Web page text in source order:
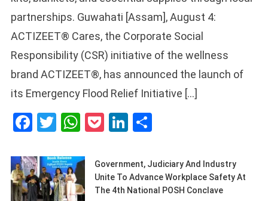
partnerships. Guwahati [Assam], August 4:
ACTIZEET® Cares, the Corporate Social
Responsibility (CSR) initiative of the wellness
brand ACTIZEET®, has announced the launch of
its Emergency Flood Relief Initiative […]
Facebook
Twitter
WhatsApp
PocketLinkedIn
Government, Judiciary And Industry
Unite To Advance Workplace Safety At
The 4th National POSH Conclave